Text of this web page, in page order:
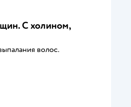
С холином,
волос.